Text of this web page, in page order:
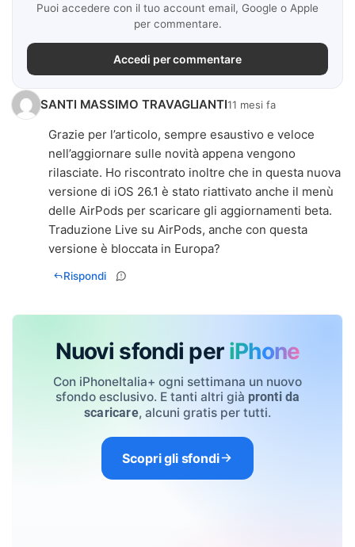
Puoi accedere con il tuo account email, Google o Apple
per commentare.
Accedi per commentare
SANTI MASSIMO TRAVAGLIANTI11 mesi fa
Grazie per l’articolo, sempre esaustivo e veloce
nell’aggiornare sulle novità appena vengono
rilasciate. Ho riscontrato inoltre che in questa nuova
versione di iOS 26.1 è stato riattivato anche il menù
delle AirPods per scaricare gli aggiornamenti beta.
Traduzione Live su AirPods, anche con questa
versione è bloccata in Europa?
Rispondi
Nuovi sfondi per iPhone
Con iPhoneItalia+ ogni settimana un nuovo
sfondo esclusivo. E tanti altri già pronti da
scaricare, alcuni gratis per tutti.
Scopri gli sfondi